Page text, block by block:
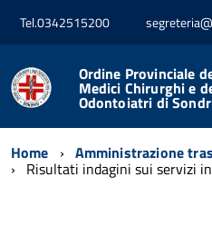
Tel.0342515200
Ordine Provinciale
Medici Chirurghi e
Odontoiatri di
Home Amministrazione
Risultati indagini sui servizi